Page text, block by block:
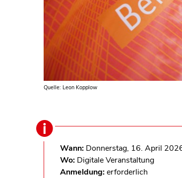
Quelle: Leon Kopplow
Wann: Donnerstag, 16. April
Wo: Digitale Veranstaltung
Anmeldung:erforderlich